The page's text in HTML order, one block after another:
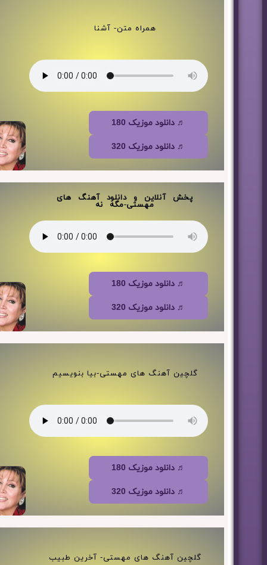
همراه متن- آشنا
♬ دانلود موزیک 180
♬ دانلود موزیک 320
پخش آنلاین و دانلود آهنگ های
مهستی-مگه نه
♬ دانلود موزیک 180
♬ دانلود موزیک 320
گلچین آهنگ های مهستی-بیا بنویسیم
♬ دانلود موزیک 180
♬ دانلود موزیک 320
گلچین آهنگ های مهستی- آخرین طبیب